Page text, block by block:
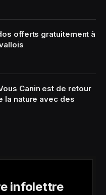
offerts gratuitement à
Canin est de retour
la nature avec des
infolettre